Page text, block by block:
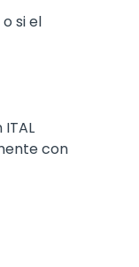
si el
con